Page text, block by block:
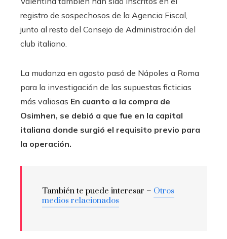
registro de sospechosos de la Agencia Fiscal,
junto al resto del Consejo de Administración del
club italiano.
La mudanza en agosto pasó de Nápoles a Roma
para la investigación de las supuestas ficticias
más valiosas En cuanto a la compra de
Osimhen, se debió a que fue en la capital
italiana donde surgió el requisito previo para
la operación.
También te puede interesar – Otros
medios relacionados